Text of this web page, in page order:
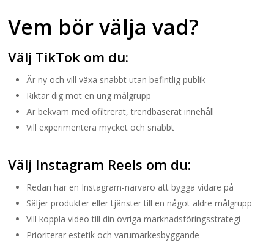
Vem bör välja vad?
Välj TikTok om du:
Är ny och vill växa snabbt utan befintlig publik
Riktar dig mot en ung målgrupp
Är bekväm med ofiltrerat, trendbaserat innehåll
Vill experimentera mycket och snabbt
Välj Instagram Reels om du:
Redan har en Instagram-närvaro att bygga vidare på
Säljer produkter eller tjänster till en något äldre målgrupp
Vill koppla video till din övriga marknadsföringsstrategi
Prioriterar estetik och varumärkesbyggande